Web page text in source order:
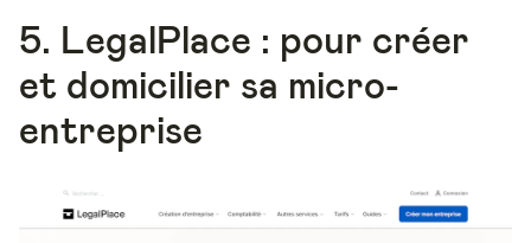
5. LegalPlace : pour créer
et domicilier sa micro-
entreprise